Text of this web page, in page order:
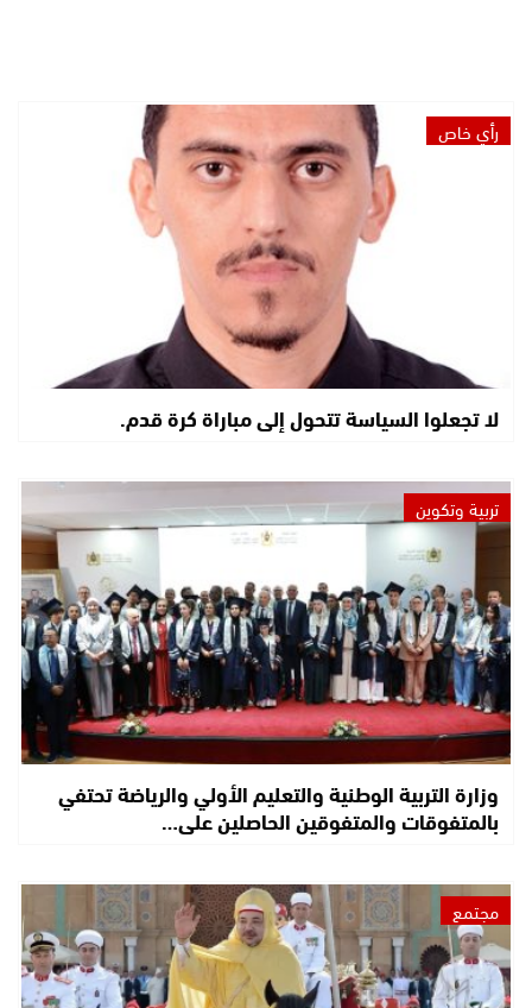
رأي خاص
لا تجعلوا السياسة تتحول إلى مباراة كرة قدم.
تربية وتكوين
وزارة التربية الوطنية والتعليم الأولي والرياضة تحتفي
بالمتفوقات والمتفوقين الحاصلين على…
مجتمع